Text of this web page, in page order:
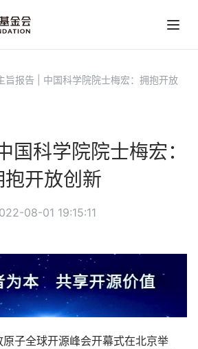
旨报告 | 中国科学院院士梅宏：拥抱开放
国科学院院士梅宏：
抱开放创新
08-01 19:15:11
子全球开源峰会开幕式在北京举